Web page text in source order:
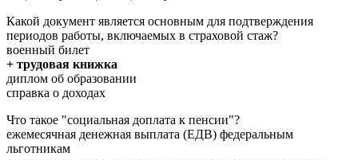
Какой документ является основным для подтверждения
периодов работы, включаемых в страховой стаж?
военный билет
+ трудовая книжка
диплом об образовании
справка о доходах
Что такое "социальная доплата к пенсии"?
ежемесячная денежная выплата (ЕДВ) федеральным
льготникам